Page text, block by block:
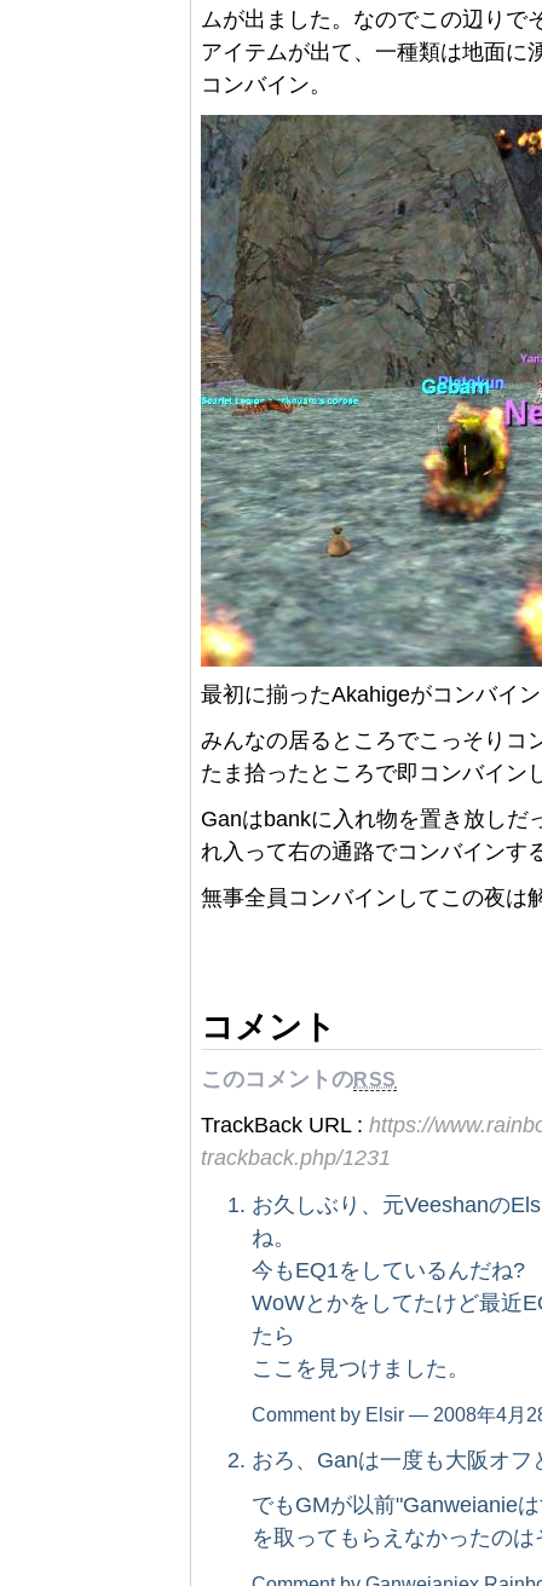
ムが出ました。なのでこの辺りで
アイテムが出て、一種類は地面に
コンバイン。
最初に揃ったAkahigeがコンバイ
みんなの居るところでこっそりコ
たま拾ったところで即コンバイン
Ganはbankに入れ物を置き放しだ
れ入って右の通路でコンバインす
無事全員コンバインしてこの夜は
コメント
このコメントのRSS
TrackBack URL : https://
trackback.php/1231
お久しぶり、元Veeshanの
ね。
今もEQ1をしているんだね?
WoWとかをしてたけど最近
たら
ここを見つけました。
Comment by Elsir — 2008年4月
おろ、Ganは一度も大阪オ
でもGMが以前"Ganweianie
を取ってもらえなかったの